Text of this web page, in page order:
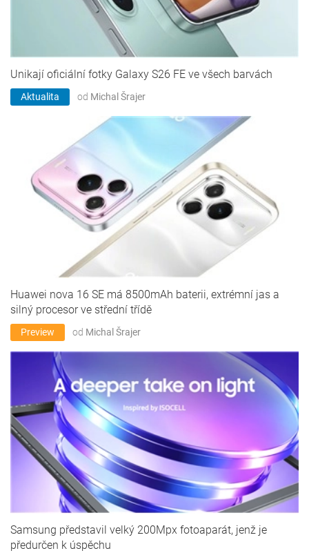
Unikají oficiální fotky Galaxy S26 FE ve všech barvách
Aktualita od Michal Šrajer
Huawei nova 16 SE má 8500mAh baterii, extrémní jas a
silný procesor ve střední třídě
Preview od Michal Šrajer
Samsung představil velký 200Mpx fotoaparát, jenž je
předurčen k úspěchu